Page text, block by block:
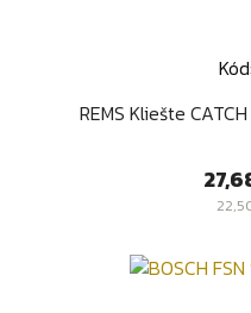
REMS Kliešte